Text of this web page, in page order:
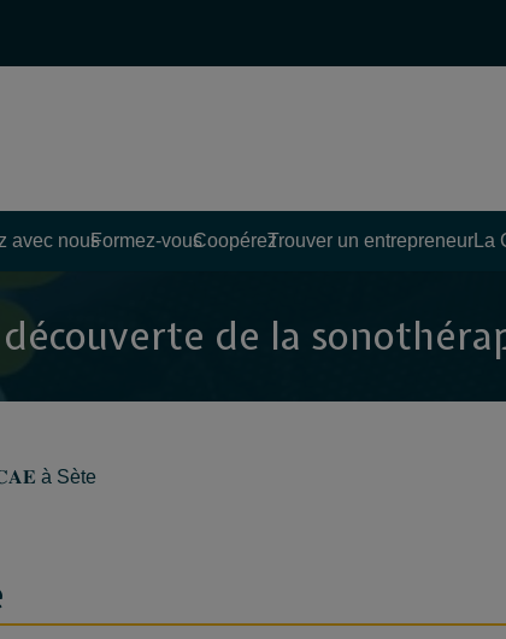
avec nousFormez-vousCoopérezTrouver un entrepreneurLa
de la
𝐂𝐀𝐄 à Sète